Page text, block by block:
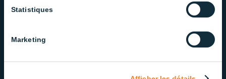
Statistiques
Marketing
qualité, notre équipe dévouée veille à offrir un